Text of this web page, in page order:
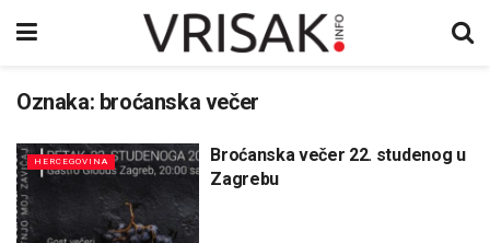
Oznaka: broćanska večer
HERCEGOVINA
Broćanska večer 22. studenog u
Zagrebu